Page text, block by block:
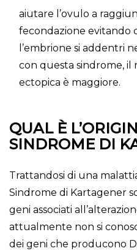
aiutare l’ovulo a
fecondazione evitando
l’embrione si addentri
con questa sindrome, il
ectopica è maggiore.
QUAL È
SINDROME DI
Trattandosi di una
Sindrome di Kartagener
geni associati
attualmente non si
dei geni che producono